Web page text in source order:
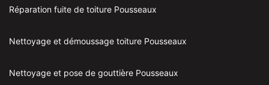
Réparation fuite de toiture Pousseaux
Nettoyage et démoussage toiture Pousseaux
Nettoyage et pose de gouttière Pousseaux